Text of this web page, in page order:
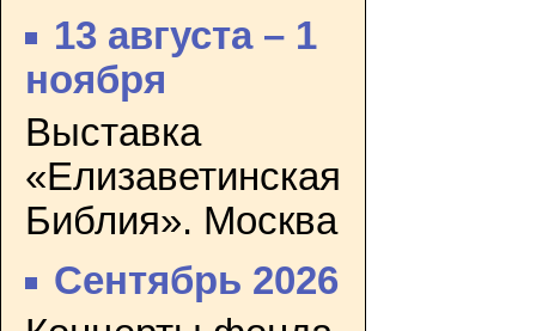
13 августа – 1
ноября
Выставка
«Елизаветинская
Библия». Москва
Сентябрь 2026